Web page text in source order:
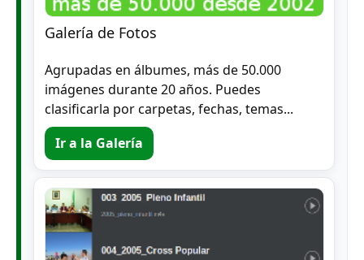
Galería de Fotos
Agrupadas en álbumes, más de 50.000
imágenes durante 20 años. Puedes
clasificarla por carpetas, fechas, temas...
Ir a la Galería